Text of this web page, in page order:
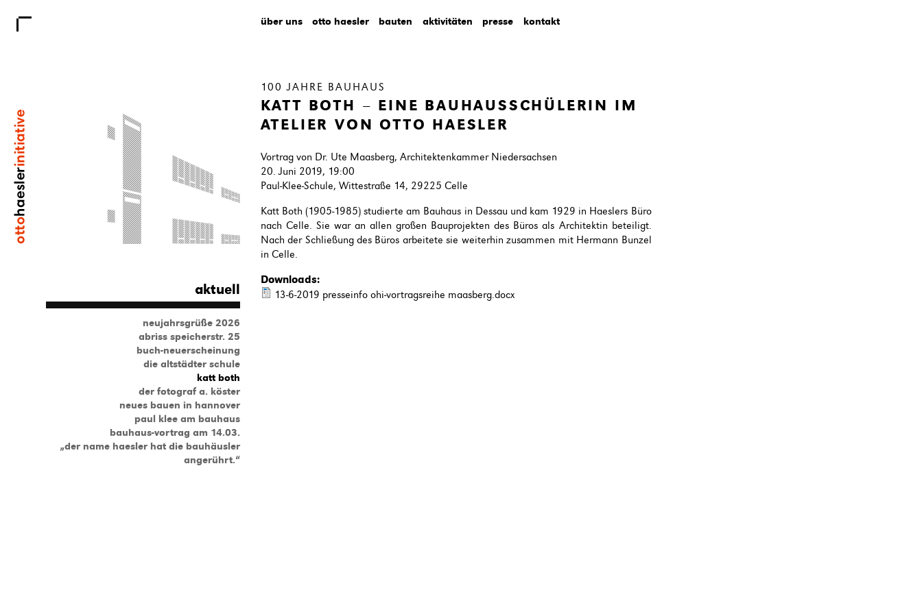
aktuell
neujahrsgrüße 2026
abriss speicherstr. 25
buch-neuerscheinung
die altstädter schule
katt both
der fotograf a. köster
neues bauen in hannover
paul klee am bauhaus
bauhaus-vortrag am 14.03.
„der name haesler hat die bauhäusler
angerührt.“
über uns otto haesler bauten aktivitäten presse kontakt
100 JAHRE BAUHAUS
KATT BOTH – EINE BAUHAUSSCHÜLERIN IM
ATELIER VON OTTO HAESLER
Vortrag von Dr. Ute Maasberg, Architektenkammer Niedersachsen
20. Juni 2019, 19:00
Paul-Klee-Schule, Wittestraße 14, 29225 Celle
Katt Both (1905-1985) studierte am Bauhaus in Dessau und kam 1929 in Haeslers Büro
nach Celle. Sie war an allen großen Bauprojekten des Büros als Architektin beteiligt.
Nach der Schließung des Büros arbeitete sie weiterhin zusammen mit Hermann Bunzel
in Celle.
Downloads:
13-6-2019 presseinfo ohi-vortragsreihe maasberg.docx